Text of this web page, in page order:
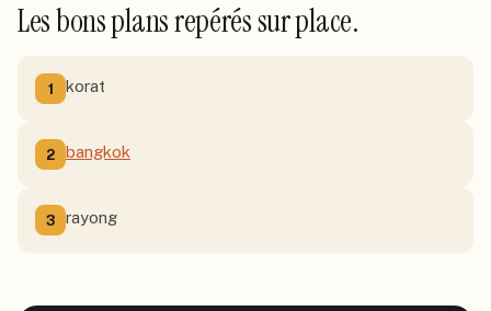
Les bons plans repérés sur place.
1 korat
2 bangkok
3 rayong